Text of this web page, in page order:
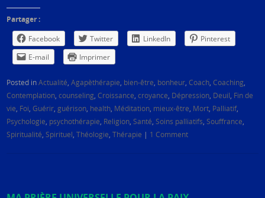
Partager :
Facebook
Twitter LinkedIn
Pinterest
E-mail
Imprimer
Posted inActualité ,Agapèthérapie bien-être bonheur ,Coach ,Coaching
Contemplation ,counseling ,Croissance ,croyance Dépression Deuil Fin de
vie Foi ,Guérir guérison health Méditation mieux-être Mort Palliatif,
Psychologie psychothérapie Religion Santé Soins palliatifs Souffrance
Spiritualité Spirituel ,Théologie ,Thérapie | 1 Comment